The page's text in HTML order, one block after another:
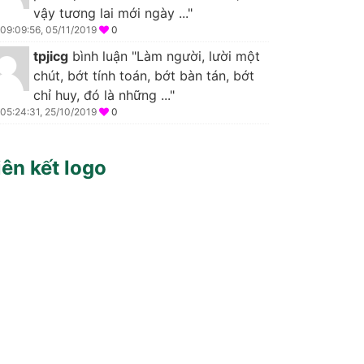
vậy tương lai mới ngày ..."
09:09:56, 05/11/2019 0
tpjicg bình luận "Làm người, lười một
chút, bớt tính toán, bớt bàn tán, bớt
chỉ huy, đó là những ..."
05:24:31, 25/10/2019 0
kết logo